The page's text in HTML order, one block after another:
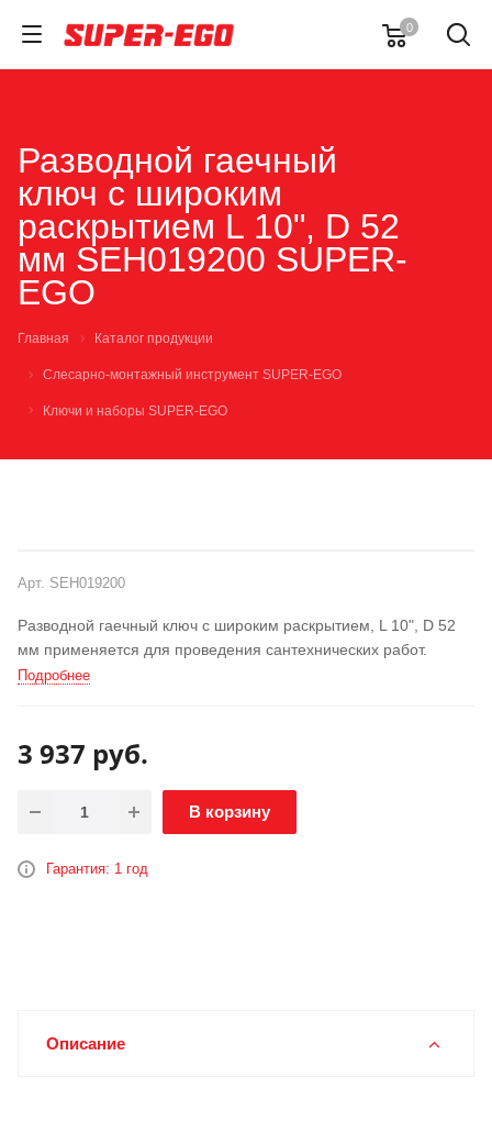
0
Разводной гаечный
ключ с широким
раскрытием L 10", D 52
мм SEH019200 SUPER-
EGO
Главная Каталог продукции
Слесарно-монтажный инструмент SUPER-EGO
Ключи и наборы SUPER-EGO
Арт. SEH019200
Разводной гаечный ключ с широким раскрытием, L 10", D 52
мм применяется для проведения сантехнических работ.
Подробнее
3 937 руб.
В корзину
Гарантия: 1 год
Описание